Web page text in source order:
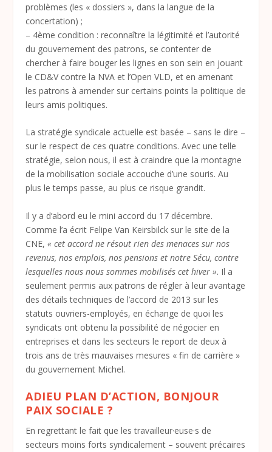
problèmes (les « dossiers », dans la langue de la
concertation) ;
– 4ème condition : reconnaître la légitimité et l’autorité
du gouvernement des patrons, se contenter de
chercher à faire bouger les lignes en son sein en jouant
le CD&V contre la NVA et l’Open VLD, et en amenant
les patrons à amender sur certains points la politique de
leurs amis politiques.
La stratégie syndicale actuelle est basée – sans le dire –
sur le respect de ces quatre conditions. Avec une telle
stratégie, selon nous, il est à craindre que la montagne
de la mobilisation sociale accouche d’une souris. Au
plus le temps passe, au plus ce risque grandit.
Il y a d’abord eu le mini accord du 17 décembre.
Comme l’a écrit Felipe Van Keirsbilck sur le site de la
CNE,« cet accord ne résout rien des menaces sur nos
revenus, nos emplois, nos pensions et notre Sécu, contre
lesquelles nous nous sommes mobilisés cet hiver ». Il a
seulement permis aux patrons de régler à leur avantage
des détails techniques de l’accord de 2013 sur les
statuts ouvriers-employés, en échange de quoi les
syndicats ont obtenu la possibilité de négocier en
entreprises et dans les secteurs le report de deux à
trois ans de très mauvaises mesures « fin de carrière »
du gouvernement Michel.
ADIEU PLAN D’ACTION, BONJOUR
PAIX SOCIALE ?
En regrettant le fait que les travailleur·euse·s de
secteurs moins forts syndicalement – souvent précaires